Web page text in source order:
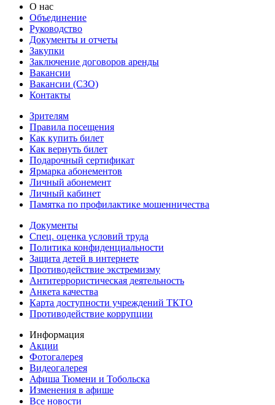
О нас
Объединение
Руководство
Документы и отчеты
Закупки
Заключение договоров аренды
Вакансии
Вакансии (СЗО)
Контакты
Зрителям
Правила посещения
Как купить билет
Как вернуть билет
Подарочный сертификат
Ярмарка абонементов
Личный абонемент
Личный кабинет
Памятка по профилактике мошенничества
Документы
Спец. оценка условий труда
Политика конфиденциальности
Защита детей в интернете
Противодействие экстремизму
Антитеррористическая деятельность
Анкета качества
Карта доступности учреждений ТКТО
Противодействие коррупции
Информация
Акции
Фотогалерея
Видеогалерея
Афиша Тюмени и Тобольска
Изменения в афише
Все новости